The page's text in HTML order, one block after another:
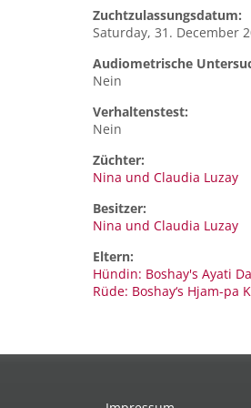
Zuchtzulassungsdatum:
Saturday, 31. December
Audiometrische
Nein
Verhaltenstest:
Nein
Züchter:
Nina und Claudia Luzay
Besitzer:
Nina und Claudia Luzay
Eltern:
Hündin: Boshay's Ayati
Rüde: Boshay‘s Hjam-pa